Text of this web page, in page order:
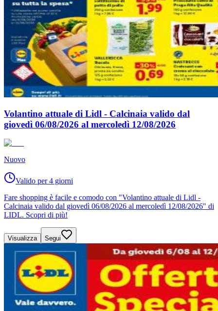
Volantino attuale di Lidl - Calcinaia valido dal
giovedì 06/08/2026 al mercoledì 12/08/2026
Nuovo
Valido per 4 giorni
Fare shopping è facile e comodo con "Volantino attuale di Lidl -
Calcinaia valido dal giovedì 06/08/2026 al mercoledì 12/08/2026" di
LIDL. Scopri di più!
Visualizza Segui